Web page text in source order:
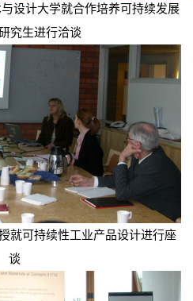
设计大学就合作培养可持续发展
究生进行洽谈
就可持续性工业产品设计进行座
谈